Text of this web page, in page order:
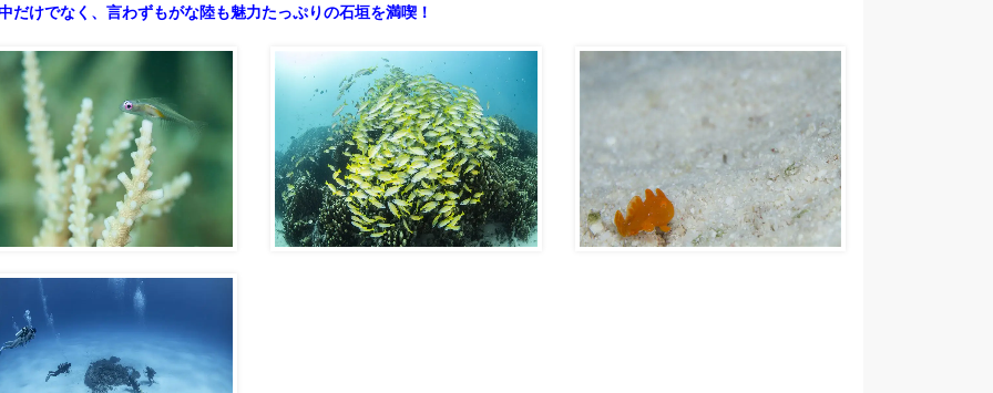
だけでなく、言わずもがな陸も魅力たっぷりの石垣を満喫！